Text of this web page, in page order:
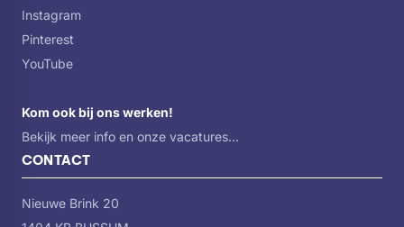
Instagram
Pinterest
YouTube
Kom ook bij ons werken!
Bekijk meer info en onze vacatures...
CONTACT
Nieuwe Brink 20